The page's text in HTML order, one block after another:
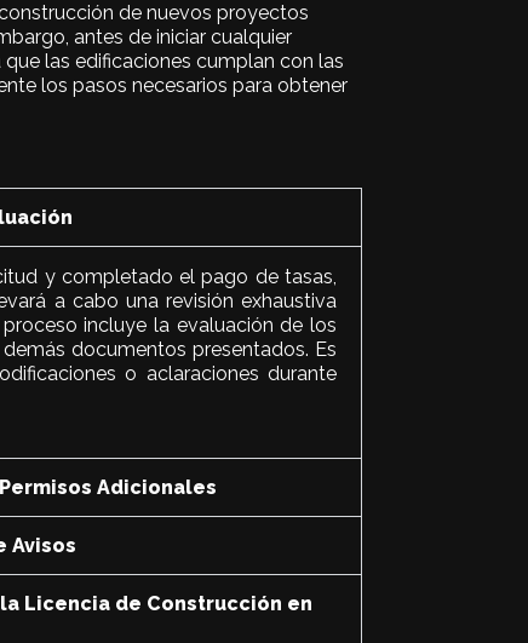
de nuevos proyectos
antes de iniciar cualquier
las edificaciones cumplan con las
los pasos necesarios para obtener
y completado el pago de tasas,
a cabo una revisión exhaustiva
incluye la evaluación de los
documentos presentados. Es
o aclaraciones durante
Adicionales
Avisos
Licencia de Construcción en